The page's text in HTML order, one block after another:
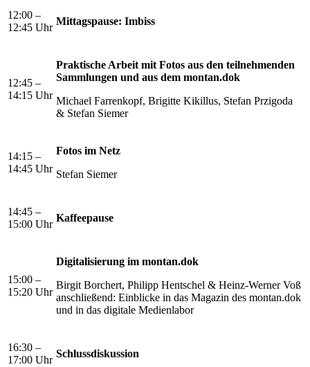
12:00 –
12:45 Uhr
Mittagspause: Imbiss
12:45 –
14:15 Uhr
Praktische Arbeit mit Fotos aus den teilnehmenden
Sammlungen und aus dem montan.dok
Michael Farrenkopf, Brigitte Kikillus, Stefan Przigoda
& Stefan Siemer
14:15 –
14:45 Uhr
Fotos im Netz
Stefan Siemer
14:45 –
15:00 Uhr
Kaffeepause
15:00 –
15:20 Uhr
Digitalisierung im montan.dok
Birgit Borchert, Philipp Hentschel & Heinz-Werner Voß
anschließend: Einblicke in das Magazin des montan.dok
und in das digitale Medienlabor
16:30 –
17:00 Uhr
Schlussdiskussion